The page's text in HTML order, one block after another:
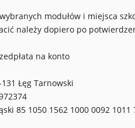
modułów i miejsca
należy dopiero po
na konto
Łęg Tarnowski
85 1050 1562 1000 0092 1011